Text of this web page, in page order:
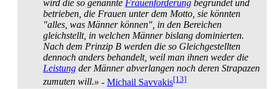
wird die so genannte Frauenförderung begründet und
betrieben, die Frauen unter dem Motto, sie könnten
"alles, was Männer können", in den Bereichen
gleichstellt, in welchen Männer bislang dominierten.
Nach dem Prinzip B werden die so Gleichgestellten
dennoch anders behandelt, weil man ihnen weder die
Leistung der Männer abverlangen noch deren Strapazen
zumuten will.» - Michail Savvakis[13]